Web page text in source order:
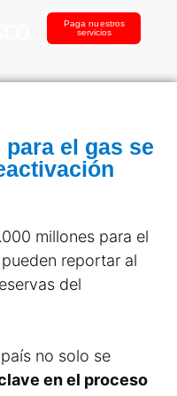
Paga nuestros
servicios
el gas se
millones para el
reportar al
del
no solo se
en el proceso